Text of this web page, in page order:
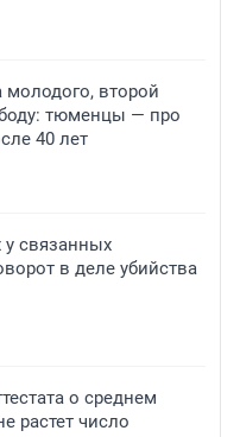
второй
тюменцы — про
40 лет
у связанных
в деле убийства
о среднем
растет число